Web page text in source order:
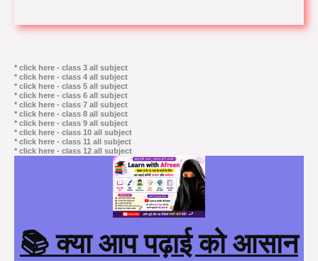
* click here - class 3 all subject
* click here - class 4 all subject
* click here - class 5 all subject
* click here - class 6 all subject
* click here - class 7 all subject
* click here - class 8 all subject
* click here - class 9 all subject
* click here - class 10 all subject
* click here - class 11 all subject
* click here - class 12 all subject
📚 क्या आप पढ़ाई को आसान